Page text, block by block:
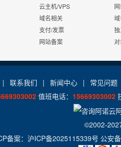
演示 演示
云主机/VPS
域名相关
支付/发票
网站备案
| 联系我们 | 新闻中心 |
常见问题
值班电话： 15669303002
©2002-
备案： 沪ICP备2025115339号 公安